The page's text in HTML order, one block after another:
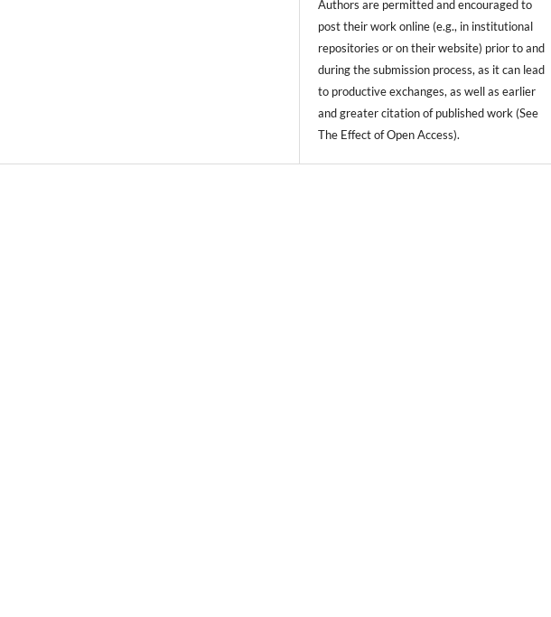
Authors are permitted and encouraged to
post their work online (e.g., in institutional
repositories or on their website) prior to and
during the submission process, as it can lead
to productive exchanges, as well as earlier
and greater citation of published work (See
The Effect of Open Access).